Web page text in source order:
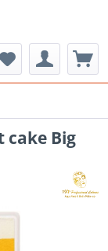
cake Big